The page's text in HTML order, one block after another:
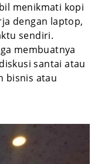
menikmati kopi
dengan laptop,
sendiri.
membuatnya
santai atau
bisnis atau